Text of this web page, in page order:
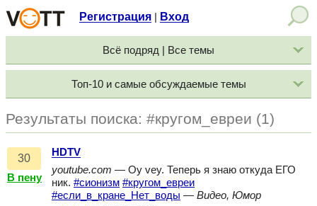
Регистрация Вход
Всё подряд | Все темы
Топ-10 и самые обсуждаемые темы
Результаты поиска: #кругом_евреи (1)
30
В пену
HDTV
youtube.com — Oy vey. Теперь я знаю откуда ЕГО
ник. #сионизм #кругом_евреи
#если_в_кране_Нет_воды — Видео, Юмор